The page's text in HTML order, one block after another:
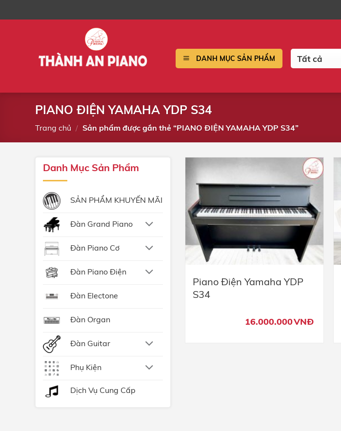
qua
DANH MỤC SẢN PHẨM
PIANO ĐIỆN YAMAHA YDP S34
Trang chủ / Sản phẩm được gắn thẻ “PIANO ĐIỆN YAMAHA YDP S34”
Danh Mục Sản Phẩm
SẢN PHẨM KHUYẾN MÃI
Đàn Grand Piano
Đàn Piano Cơ
Đàn Piano Điện
Đàn Electone
Đàn Organ
Đàn Guitar
Phụ Kiện
Dịch Vụ Cung Cấp
Piano Điện Yamaha YDP
S34
16.000.000VNĐ